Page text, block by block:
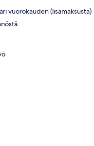
vuorokauden (lisämaksusta)